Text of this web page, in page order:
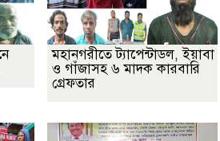
মহানগরীতে ট্যাপেন্টাডল, ইয়াবা
ও গাঁজাসহ ৬ মাদক কারবারি
গ্রেফতার